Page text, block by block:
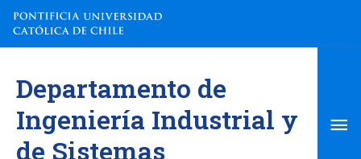
contenido
Departamento de
Ingeniería Industrial y
de Sistemas